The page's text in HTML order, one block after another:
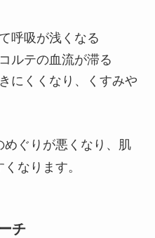
呼吸が浅くなる
ルテの血流が滞る
にくくなり、くすみや
ぐりが悪くなり、肌
なります。
チ